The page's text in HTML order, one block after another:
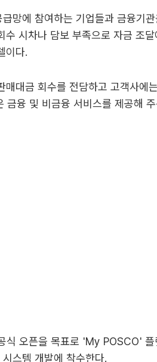
망에 참여하는 기업들과 금융기
시차나 담보 부족으로 자금 조
이다.
대금 회수를 전담하고 고객사에
금융 및 비금융 서비스를 제공해
식 오픈을 목표로 'My POSCO'
스템 개발에 착수한다.